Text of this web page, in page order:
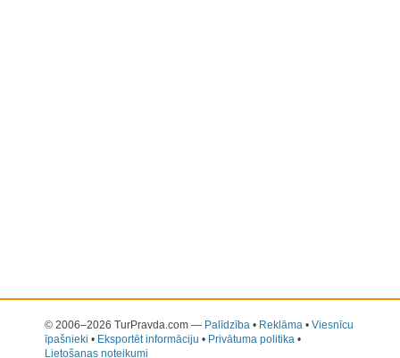
© 2006–2026 TurPravda.com — Palīdzība • Reklāma • Viesnīcu
īpašnieki • Eksportēt informāciju • Privātuma politika •
Lietošanas noteikumi